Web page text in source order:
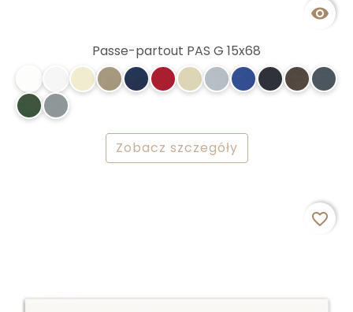

Passe-partout PAS G 15x68
Zobacz szczegóły
favorite_border